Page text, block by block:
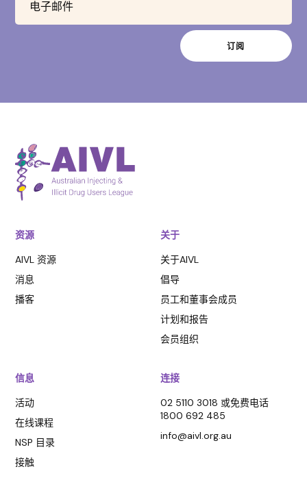
资源
AIVL 资源
消息
播客
关于
关于AIVL
倡导
员工和董事会成员
计划和报告
会员组织
信息
活动
在线课程
NSP 目录
接触
连接
02 5110 3018 或免费电话
1800 692 485
info@aivl.org.au